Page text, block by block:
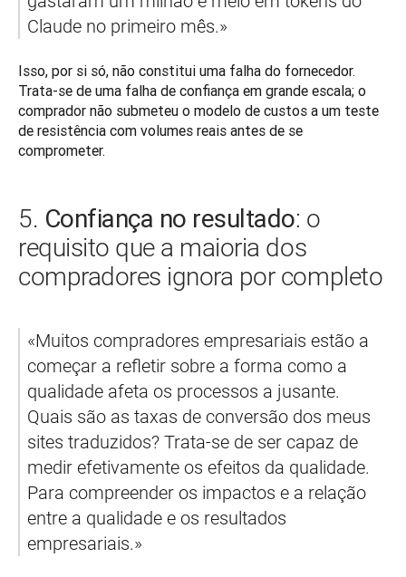
Claude no primeiro mês.»
Isso, por si só, não constitui uma falha do fornecedor.
Trata-se de uma falha de confiança em grande escala; o
comprador não submeteu o modelo de custos a um teste
de resistência com volumes reais antes de se
comprometer.
5. Confiança no resultado: o
requisito que a maioria dos
compradores ignora por completo
«Muitos compradores empresariais estão a
começar a refletir sobre a forma como a
qualidade afeta os processos a jusante.
Quais são as taxas de conversão dos meus
sites traduzidos? Trata-se de ser capaz de
medir efetivamente os efeitos da qualidade.
Para compreender os impactos e a relação
entre a qualidade e os resultados
empresariais.»